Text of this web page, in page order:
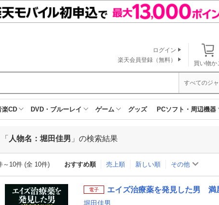
買い物か
ログイン
楽天会員登録（無料）
すべてのジ
楽CD DVD・ブルーレイ ゲーム グッズ PCソフト・周辺機器
「 人物名：堀田佳男 」の検索結果
～10件 (全 10件) おすすめ順 売上順 新しい順 その他
電子 エイズ治療薬を発見した男 満
堀田佳男